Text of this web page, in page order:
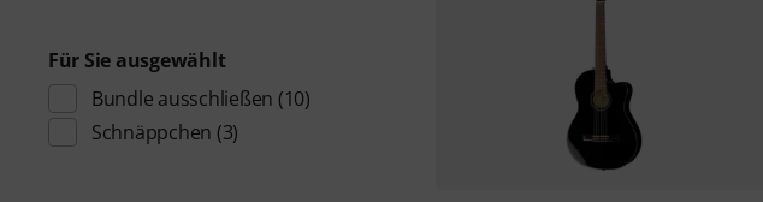
Für Sie ausgewählt
Bundle ausschließen (10)
Schnäppchen (3)